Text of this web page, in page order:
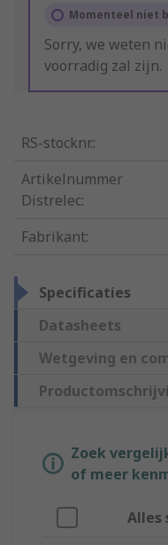
Momenteel niet
Sorry, we weten
voorradig zal zijn.
RS-stocknr.:
Artikelnummer
Distrelec:
Fabrikant:
Specificaties
Datasheets
Wetgeving en
Zoek
of meer
Alles